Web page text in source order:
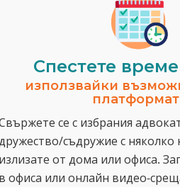
Спестeте
използвайки
се с избрания
съдружие с няколко
излизате от дома или офиса.
в офиса или онлайн видео-